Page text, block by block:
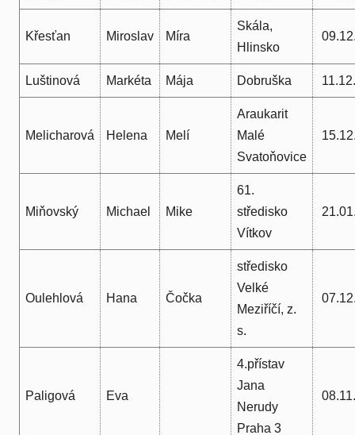
Křesťan Miroslav Míra
Skála,
Hlinsko
Luštinová Markéta Mája Dobruška
Melicharová Helena Melí
Araukarit
Malé
Svatoňovice
Miňovský Michael Mike
61.
středisko
Vítkov
Oulehlová Hana Čočka
středisko
Velké
Meziříčí, z.
s.
Paligová Eva
4.přístav
Jana
Nerudy
Praha 3